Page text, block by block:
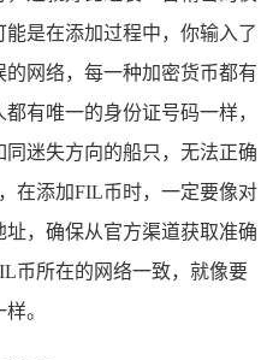
是在添加过程中，你输入了
网络，每一种加密货币都有
有唯一的身份证号码一样，
迷失方向的船只，无法正确
在添加FIL币时，一定要像对
，确保从官方渠道获取准确
币所在的网络一致，就像要
。